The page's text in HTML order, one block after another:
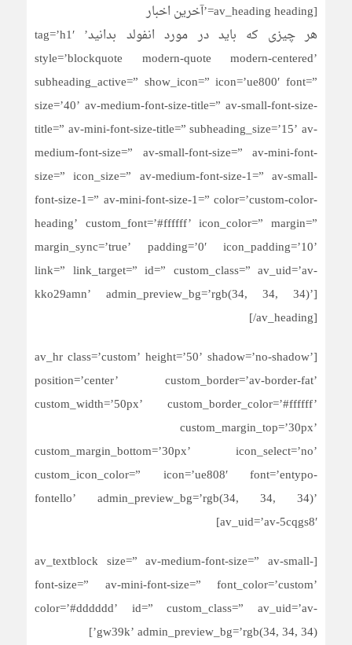
[av_heading heading=’آخرین اخبار
هر چیزی که باید در مورد انفولد بدانید’ tag=’h1′
style=’blockquote modern-quote modern-centered’
subheading_active=” show_icon=” icon=’ue800′ font=”
size=’40’ av-medium-font-size-title=” av-small-font-size-
title=” av-mini-font-size-title=” subheading_size=’15’ av-
medium-font-size=” av-small-font-size=” av-mini-font-
size=” icon_size=” av-medium-font-size-1=” av-small-
font-size-1=” av-mini-font-size-1=” color=’custom-color-
heading’ custom_font=’#ffffff’ icon_color=” margin=”
margin_sync=’true’ padding=’0′ icon_padding=’10’
link=” link_target=” id=” custom_class=” av_uid=’av-
kko29amn’ admin_preview_bg=’rgb(34, 34, 34)’]
[/av_heading]
[av_hr class=’custom’ height=’50’ shadow=’no-shadow’
position=’center’ custom_border=’av-border-fat’
custom_width=’50px’ custom_border_color=’#ffffff’
custom_margin_top=’30px’
custom_margin_bottom=’30px’ icon_select=’no’
custom_icon_color=” icon=’ue808′ font=’entypo-
fontello’ admin_preview_bg=’rgb(34, 34, 34)’
av_uid=’av-5cqgs8′]
[av_textblock size=” av-medium-font-size=” av-small-
font-size=” av-mini-font-size=” font_color=’custom’
color=’#dddddd’ id=” custom_class=” av_uid=’av-
gw39k’ admin_preview_bg=’rgb(34, 34, 34)’]